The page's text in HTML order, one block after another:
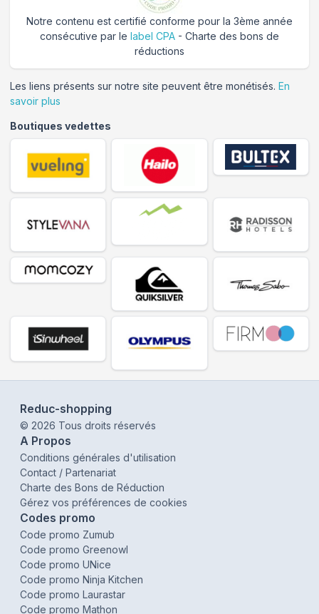
Notre contenu est certifié conforme pour la 3ème année
consécutive par le label CPA - Charte des bons de
réductions
Les liens présents sur notre site peuvent être monétisés. En
savoir plus
Boutiques vedettes
Reduc-shopping
© 2026 Tous droits réservés
A Propos
Conditions générales d'utilisation
Contact / Partenariat
Charte des Bons de Réduction
Gérez vos préférences de cookies
Codes promo
Code promo Zumub
Code promo Greenowl
Code promo UNice
Code promo Ninja Kitchen
Code promo Laurastar
Code promo Mathon